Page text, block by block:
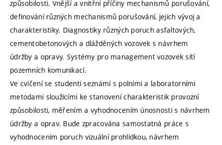
způsobilosti. Vnější a vnitřní příčiny mechanismů porušování,
definování různých mechanismů porušování, jejich vývoj a
charakteristiky. Diagnostiky různých poruch asfaltových,
cementobetonových a dlážděných vozovek s návrhem
údržby a opravy. Systémy pro management vozovek sítí
pozemních komunikací.
Ve cvičení se studenti seznámí s polními a laboratorními
metodami sloužícími ke stanovení charakteristik provozní
způsobilosti, měřením a vyhodnocením únosnosti s návrhem
údržby a oprav. Bude zpracována samostatná práce s
vyhodnocením poruch vizuální prohlídkou, návrhem